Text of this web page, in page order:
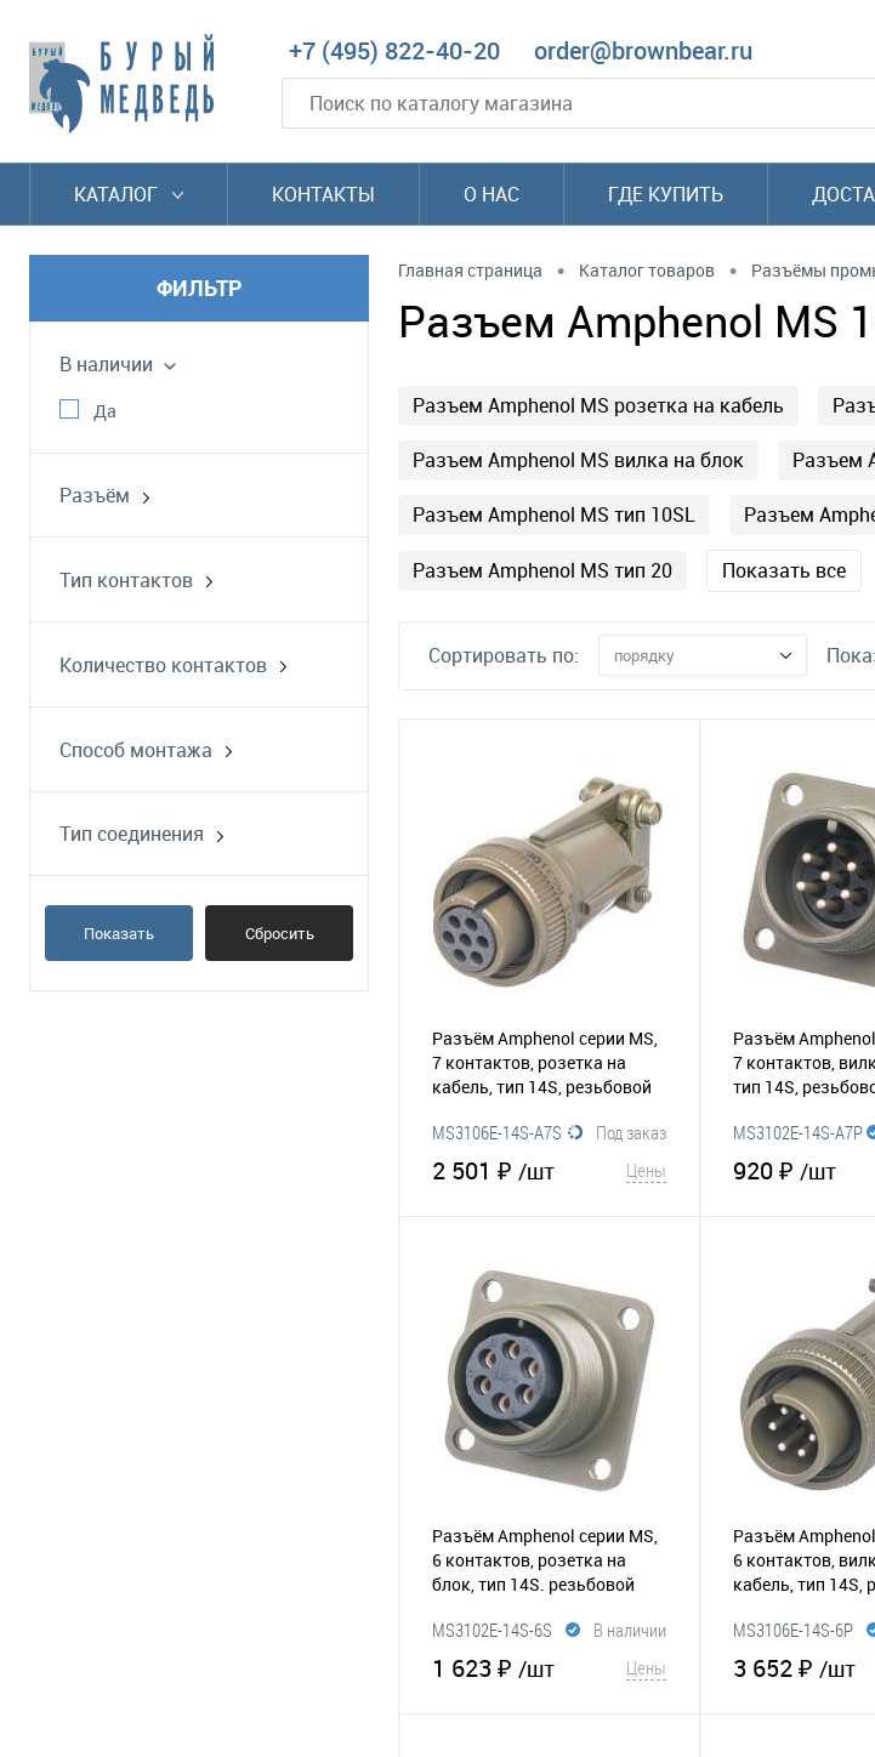
+7 (495) 822-40-20 order@brownbear.ru
КАТАЛОГ КОНТАКТЫ О НАС ГДЕ КУПИТЬ
ФИЛЬТР
В наличии
Да
Разъём
Тип контактов
Количество контактов
Способ монтажа
Тип соединения
Показать Сбросить
Главная страница • Каталог товаров • Разъёмы
Разъем Amphenol MS
Разъем Amphenol MS розетка на кабель
Разъем Amphenol MS вилка на блок Разъем
Разъем Amphenol MS тип 10SL Разъем
Разъем Amphenol MS тип 20 Показать все
Сортировать по: порядку
Разъём Amphenol серии MS,
7 контактов, розетка на
кабель, тип 14S, резьбовой
Под заказ
MS3106E-14S-A7S
2 501 ₽ /шт Цены
В избранное Сравнение
Разъём Amphenol
7 контактов,
тип 14S,
MS3102E-14S-A7P
920 ₽ /шт
Разъём Amphenol серии MS,
6 контактов, розетка на
блок, тип 14S. резьбовой
В наличии
MS3102E-14S-6S
1 623 ₽ /шт Цены
Разъём Amphenol
6 контактов,
кабель, тип 14S,
MS3106E-14S-6P
3 652 ₽ /шт